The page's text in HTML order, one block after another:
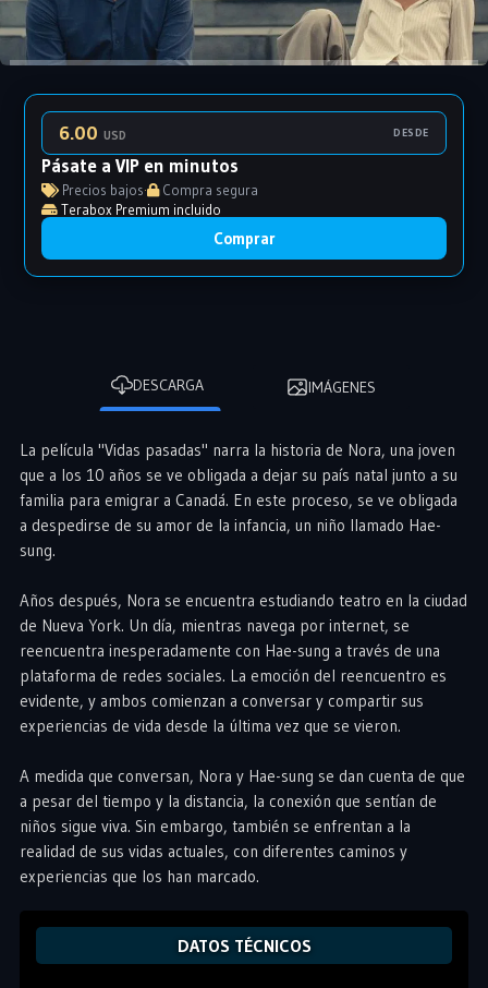
6.00USD DESDE
Pásate a VIP en minutos
Precios bajos·
Compra segura
Terabox Premium incluido
Comprar
DESCARGA IMÁGENES
La película "Vidas pasadas" narra la historia de Nora, una joven
que a los 10 años se ve obligada a dejar su país natal junto a su
familia para emigrar a Canadá. En este proceso, se ve obligada
a despedirse de su amor de la infancia, un niño llamado Hae-
sung.
Años después, Nora se encuentra estudiando teatro en la ciudad
de Nueva York. Un día, mientras navega por internet, se
reencuentra inesperadamente con Hae-sung a través de una
plataforma de redes sociales. La emoción del reencuentro es
evidente, y ambos comienzan a conversar y compartir sus
experiencias de vida desde la última vez que se vieron.
A medida que conversan, Nora y Hae-sung se dan cuenta de que
a pesar del tiempo y la distancia, la conexión que sentían de
niños sigue viva. Sin embargo, también se enfrentan a la
realidad de sus vidas actuales, con diferentes caminos y
experiencias que los han marcado.
DATOS TÉCNICOS